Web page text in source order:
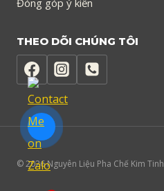
THEO DÕI CHÚNG TÔI
© 2026 Nguyên Liệu Pha Chế Kim Tinh